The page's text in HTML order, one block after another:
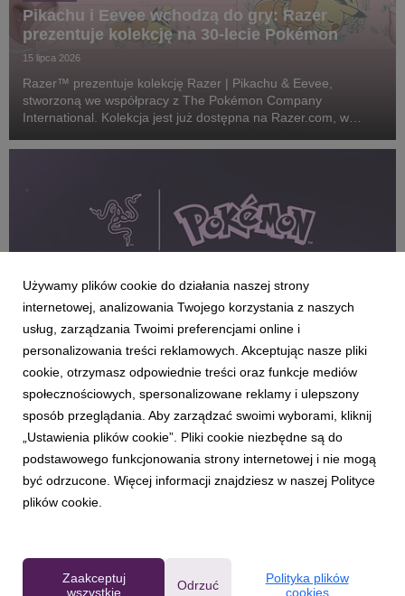
Pikachu i Eevee wchodzą do gry: Razer
prezentuje kolekcję na 30-lecie Pokémon
15 lipca 2026
Razer™ prezentuje kolekcję Razer | Pikachu & Eevee,
stworzoną we współpracy z The Pokémon Company
International. Kolekcja jest już dostępna na Razer.com, w
partnerów.
RAZER
Kiedy gaming spotyka magię Pokémonów:
Razer przedstawia najnowszą linię urządzeń,
obok której trudno przejść obojętnie
6 lipca 2026
Razer™ ogłosił dziś premierę wyczekiwanej kolekcji Razer
Espeon & Umbreon, opracowanej we współpracy z The
Pokémon Company International. Zestaw można nabyć na
Używamy plików cookie do działania naszej strony
internetowej, analizowania Twojego korzystania z naszych
usług, zarządzania Twoimi preferencjami online i
personalizowania treści reklamowych. Akceptując nasze pliki
cookie, otrzymasz odpowiednie treści oraz funkcje mediów
społecznościowych, spersonalizowane reklamy i ulepszony
sposób przeglądania. Aby zarządzać swoimi wyborami, kliknij
„Ustawienia plików cookie”. Pliki cookie niezbędne są do
podstawowego funkcjonowania strony internetowej i nie mogą
być odrzucone. Więcej informacji znajdziesz w naszej Polityce
plików cookie.
Zaakceptuj
wszystkie
Odrzuć
Polityka plików
cookies